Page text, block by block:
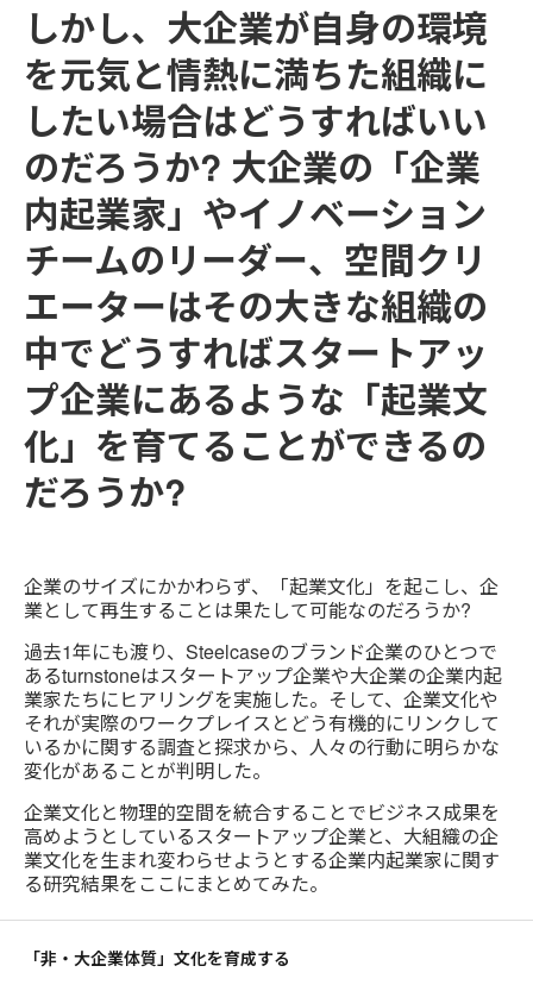
しかし、大企業が自身の環境
を元気と情熱に満ちた組織に
したい場合はどうすればいい
のだろうか? 大企業の「企業
内起業家」やイノベーション
チームのリーダー、空間クリ
エーターはその大きな組織の
中でどうすればスタートアッ
プ企業にあるような「起業文
化」を育てることができるの
だろうか?
企業のサイズにかかわらず、「起業文化」を起こし、企
業として再生することは果たして可能なのだろうか?
過去1年にも渡り、Steelcaseのブランド企業のひとつで
あるturnstoneはスタートアップ企業や大企業の企業内起
業家たちにヒアリングを実施した。そして、企業文化や
それが実際のワークプレイスとどう有機的にリンクして
いるかに関する調査と探求から、人々の行動に明らかな
変化があることが判明した。
企業文化と物理的空間を統合することでビジネス成果を
高めようとしているスタートアップ企業と、大組織の企
業文化を生まれ変わらせようとする企業内起業家に関す
る研究結果をここにまとめてみた。
「非・大企業体質」文化を育成する